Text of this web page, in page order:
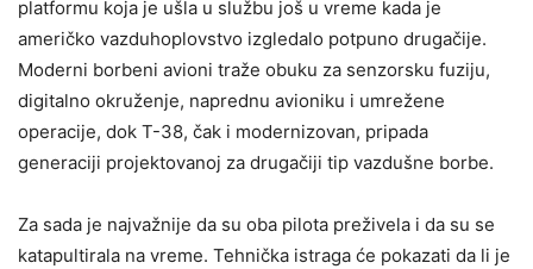
platformu koja je ušla u službu još u vreme kada je
američko vazduhoplovstvo izgledalo potpuno drugačije.
Moderni borbeni avioni traže obuku za senzorsku fuziju,
digitalno okruženje, naprednu avioniku i umrežene
operacije, dok T-38, čak i modernizovan, pripada
generaciji projektovanoj za drugačiji tip vazdušne borbe.
Za sada je najvažnije da su oba pilota preživela i da su se
katapultirala na vreme. Tehnička istraga će pokazati da li je